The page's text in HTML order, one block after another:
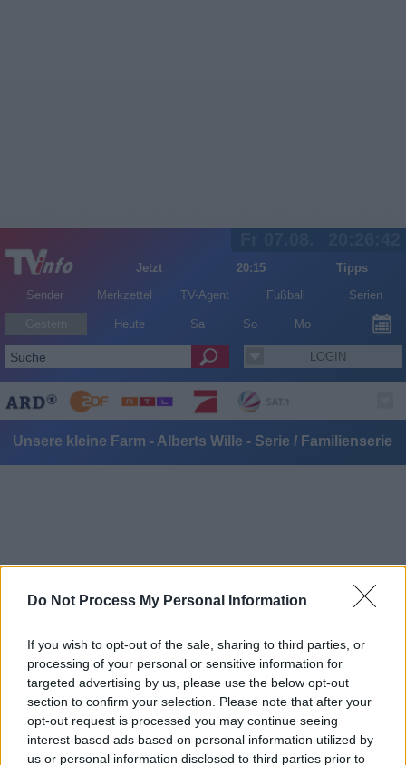
Do Not Process My Personal Information
If you wish to opt-out of the sale, sharing to third parties, or
processing of your personal or sensitive information for
targeted advertising by us, please use the below opt-out
section to confirm your selection. Please note that after your
opt-out request is processed you may continue seeing
interest-based ads based on personal information utilized by
us or personal information disclosed to third parties prior to
Jetzt 20:15
Tipps
Sender
Merkzettel TV-Agent Fußball Serien
Heute Sa So Mo
LOGIN
Unsere kleine Farm - Alberts Wille - Serie / Familienserie